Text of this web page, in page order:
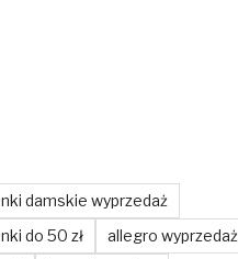
damskie wyprzedaż
do 50 zł
allegro wyprzedaż